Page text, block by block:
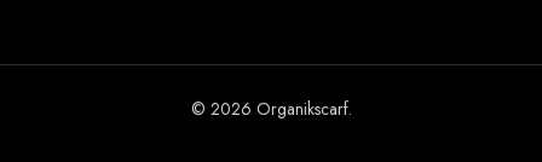
© 2026 Organikscarf.